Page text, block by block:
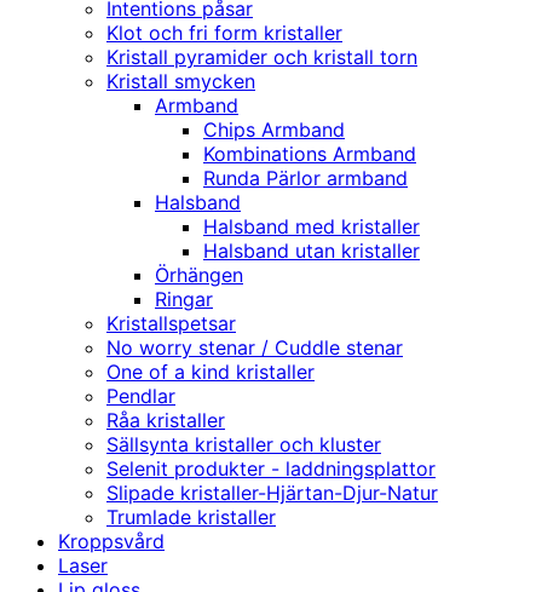
Intentions påsar
Klot och fri form kristaller
Kristall pyramider och kristall torn
Kristall smycken
Armband
Chips Armband
Kombinations Armband
Runda Pärlor armband
Halsband
Halsband med kristaller
Halsband utan kristaller
Örhängen
Ringar
Kristallspetsar
No worry stenar / Cuddle stenar
One of a kind kristaller
Pendlar
Råa kristaller
Sällsynta kristaller och kluster
Selenit produkter - laddningsplattor
Slipade kristaller-Hjärtan-Djur-Natur
Trumlade kristaller
Kroppsvård
Laser